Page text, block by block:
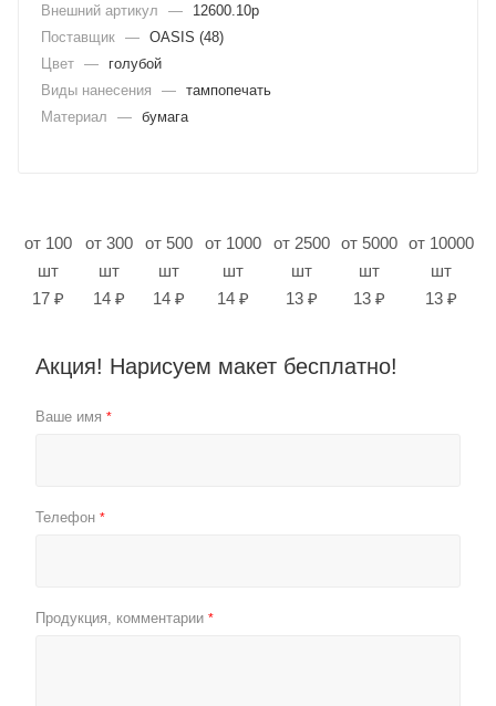
Внешний артикул —
12600.10p
Поставщик — OASIS (48)
Цвет —
голубой
Виды нанесения
— тампопечать
Материал
— бумага
от 100
шт
17 ₽
от 300
шт
14 ₽
от 500
шт
14 ₽
от 1000
шт
14 ₽
от 2500
шт
13 ₽
от 5000
шт
13 ₽
от 10000
шт
13 ₽
Акция! Нарисуем макет бесплатно!
Ваше имя *
Телефон *
Продукция, комментарии *